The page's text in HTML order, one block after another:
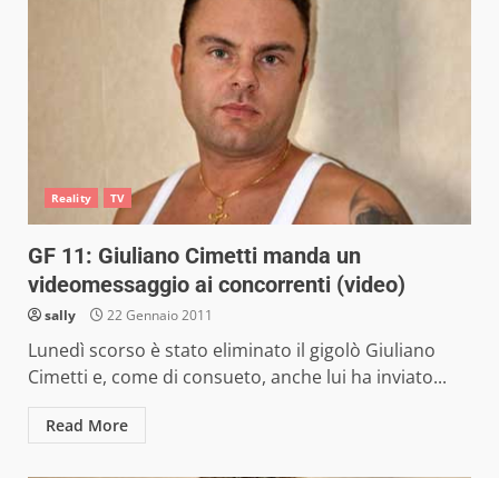
Reality TV
GF 11: Giuliano Cimetti manda un
videomessaggio ai concorrenti (video)
sally 22 Gennaio 2011
Lunedì scorso è stato eliminato il gigolò Giuliano
Cimetti e, come di consueto, anche lui ha inviato...
Read More